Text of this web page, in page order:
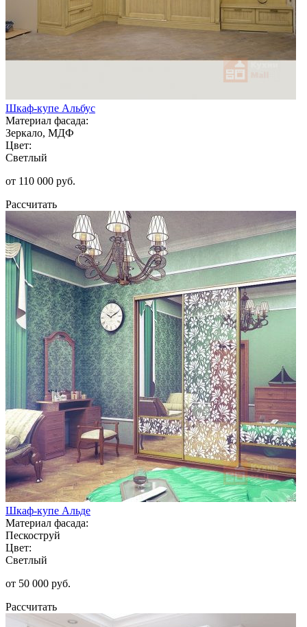
Шкаф-купе Альбус
Материал фасада:
Зеркало, МДФ
Цвет:
Светлый
от 110 000 руб.
Рассчитать
Шкаф-купе Альде
Материал фасада:
Пескоструй
Цвет:
Светлый
от 50 000 руб.
Рассчитать